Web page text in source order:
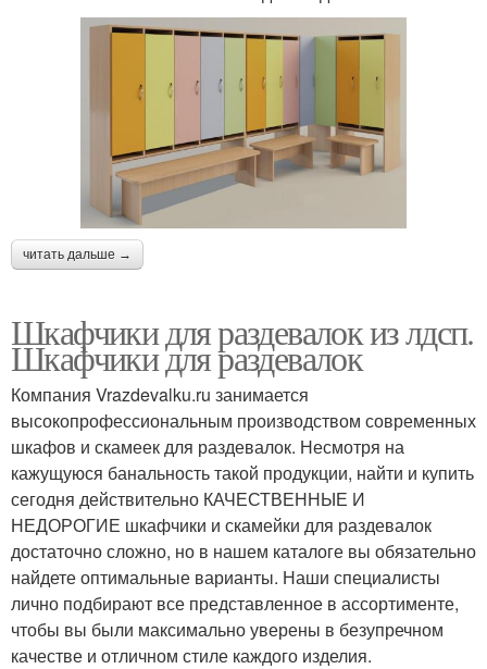
читать дальше →
Шкафчики для раздевалок из лдсп.
Шкафчики для раздевалок
Компания Vrazdevalku.ru занимается
высокопрофессиональным производством современных
шкафов и скамеек для раздевалок. Несмотря на
кажущуюся банальность такой продукции, найти и купить
сегодня действительно КАЧЕСТВЕННЫЕ И
НЕДОРОГИЕ шкафчики и скамейки для раздевалок
достаточно сложно, но в нашем каталоге вы обязательно
найдете оптимальные варианты. Наши специалисты
лично подбирают все представленное в ассортименте,
чтобы вы были максимально уверены в безупречном
качестве и отличном стиле каждого изделия.